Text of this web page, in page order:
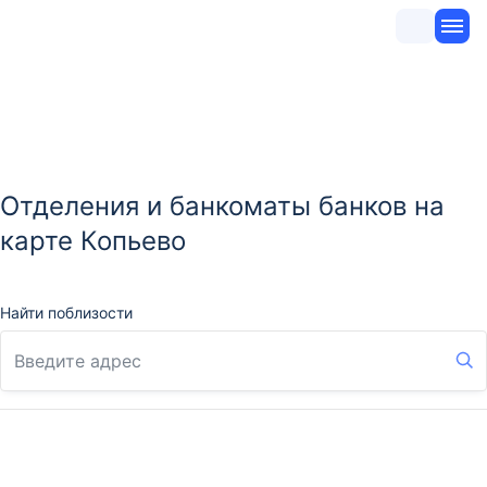
Отделения и банкоматы банков на
карте Копьево
Найти поблизости